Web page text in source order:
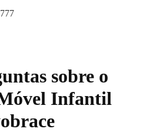
sobre o
Infantil